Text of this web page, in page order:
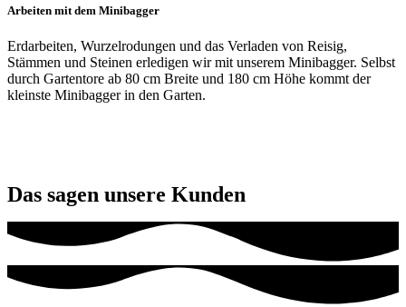
Arbeiten mit dem Minibagger
Erdarbeiten, Wurzelrodungen und das Verladen von Reisig,
Stämmen und Steinen erledigen wir mit unserem Minibagger. Selbst
durch Gartentore ab 80 cm Breite und 180 cm Höhe kommt der
kleinste Minibagger in den Garten.
Das sagen unsere Kunden